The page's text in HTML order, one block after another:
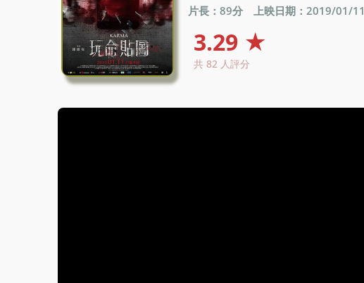
片長：89分 上映日期：2019/01/11
3.29 ★
共 82 人評分